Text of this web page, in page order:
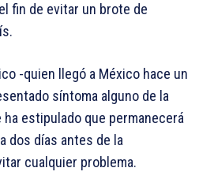
fin de evitar un brote de
-quien llegó a México hace un
síntoma alguno de la
estipulado que permanecerá
dos días antes de la
cualquier problema.